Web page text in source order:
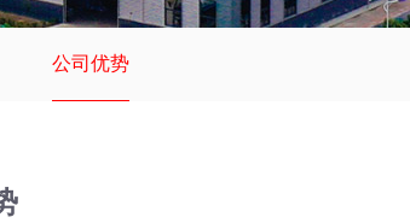
公司优势